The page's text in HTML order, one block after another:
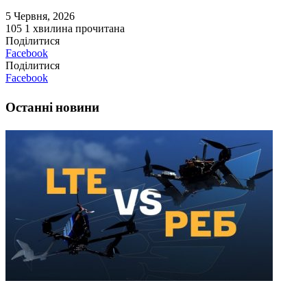
5 Червня, 2026
105 1 хвилина прочитана
Поділитися
Facebook
Поділитися
Facebook
Останні новини